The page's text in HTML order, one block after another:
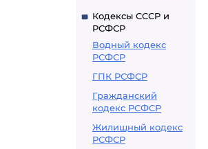
Кодексы СССР и
РСФСР
Водный кодекс
РСФСР
ГПК РСФСР
Гражданский
кодекс РСФСР
Жилищный кодекс
РСФСР